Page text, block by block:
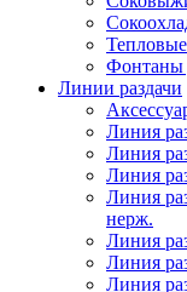
Фонтаны
Линии раздачи
Линия
Линия
Линия
Линия
нерж.
Линия
Линия
Линия